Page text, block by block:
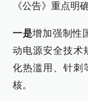
《公告》重点明
一是增加强制性
动电源安全技术
化热滥用、针刺
核。